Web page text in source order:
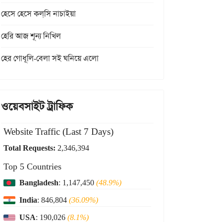
হেসে হেসে কল্‌সি নাচাইয়া
হেরি আজ শূন্য নিখিল
হের গোধূলি-বেলা সই ঘনিয়ে এলো
ওয়েবসাইট ট্রাফিক
Website Traffic (Last 7 Days)
Total Requests: 2,346,394
Top 5 Countries
Bangladesh: 1,147,450(48.9%)
India: 846,804(36.09%)
USA: 190,026(8.1%)